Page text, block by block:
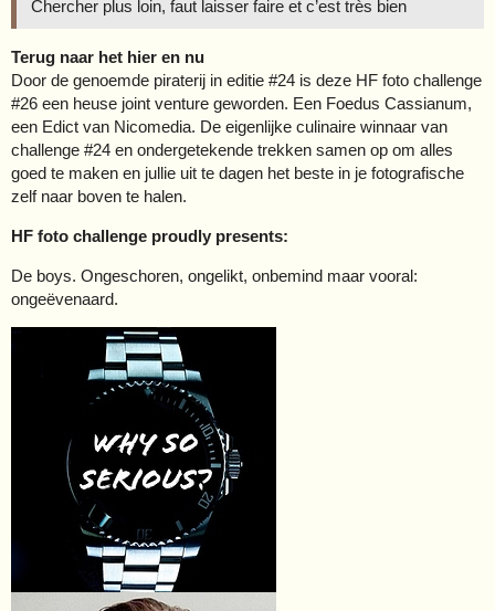
Chercher plus loin, faut laisser faire et c’est très bien
Terug naar het hier en nu
Door de genoemde piraterij in editie #24 is deze HF foto challenge
#26 een heuse joint venture geworden. Een Foedus Cassianum,
een Edict van Nicomedia. De eigenlijke culinaire winnaar van
challenge #24 en ondergetekende trekken samen op om alles
goed te maken en jullie uit te dagen het beste in je fotografische
zelf naar boven te halen.
HF foto challenge proudly presents:
De boys. Ongeschoren, ongelikt, onbemind maar vooral:
ongeëvenaard.